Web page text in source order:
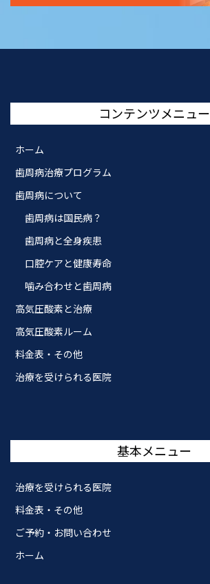
コンテンツメニュー
ホーム
歯周病治療プログラム
歯周病について
歯周病は国民病？
歯周病と全身疾患
口腔ケアと健康寿命
噛み合わせと歯周病
高気圧酸素と治療
高気圧酸素ルーム
料金表・その他
治療を受けられる医院
基本メニュー
治療を受けられる医院
料金表・その他
ご予約・お問い合わせ
ホーム